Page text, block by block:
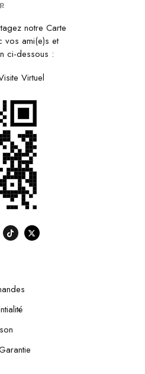
notre Carte
vos ami(e)s et
ci-dessous :
Virtuel